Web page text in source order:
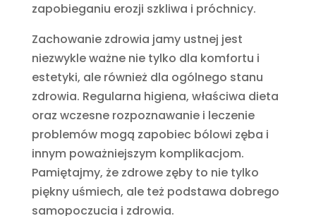
zapobieganiu erozji szkliwa i próchnicy.
Zachowanie zdrowia jamy ustnej jest
niezwykle ważne nie tylko dla komfortu i
estetyki, ale również dla ogólnego stanu
zdrowia. Regularna higiena, właściwa dieta
oraz wczesne rozpoznawanie i leczenie
problemów mogą zapobiec bólowi zęba i
innym poważniejszym komplikacjom.
Pamiętajmy, że zdrowe zęby to nie tylko
piękny uśmiech, ale też podstawa dobrego
samopoczucia i zdrowia.